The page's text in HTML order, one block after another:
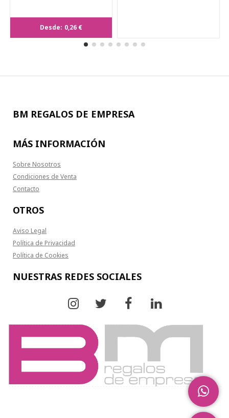
Desde: 0,26 €
BM REGALOS DE EMPRESA
MÁS INFORMACIÓN
Sobre Nosotros
Condiciones de Venta
Contacto
OTROS
Aviso Legal
Política de Privacidad
Política de Cookies
NUESTRAS REDES SOCIALES